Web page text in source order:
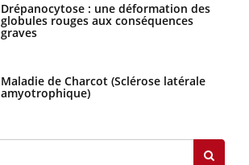
Drépanocytose : une déformation des
globules rouges aux conséquences
graves
Maladie de Charcot (Sclérose latérale
amyotrophique)